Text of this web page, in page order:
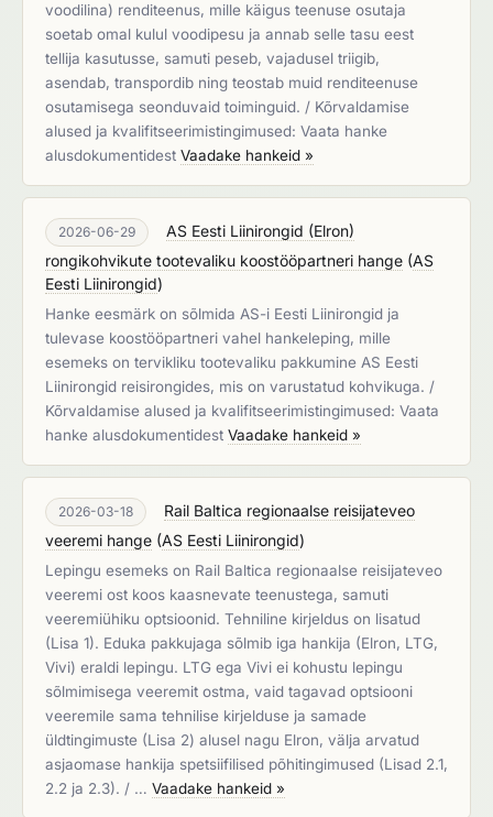
voodilina) renditeenus, mille käigus teenuse osutaja
soetab omal kulul voodipesu ja annab selle tasu eest
tellija kasutusse, samuti peseb, vajadusel triigib,
asendab, transpordib ning teostab muid renditeenuse
osutamisega seonduvaid toiminguid. / Kõrvaldamise
alused ja kvalifitseerimistingimused: Vaata hanke
alusdokumentidest Vaadake hankeid »
2026-06-29
AS Eesti Liinirongid (Elron)
rongikohvikute tootevaliku koostööpartneri hange (AS
Eesti Liinirongid)
Hanke eesmärk on sõlmida AS-i Eesti Liinirongid ja
tulevase koostööpartneri vahel hankeleping, mille
esemeks on tervikliku tootevaliku pakkumine AS Eesti
Liinirongid reisirongides, mis on varustatud kohvikuga. /
Kõrvaldamise alused ja kvalifitseerimistingimused: Vaata
hanke alusdokumentidest Vaadake hankeid »
2026-03-18
Rail Baltica regionaalse reisijateveo
veeremi hange (AS Eesti Liinirongid)
Lepingu esemeks on Rail Baltica regionaalse reisijateveo
veeremi ost koos kaasnevate teenustega, samuti
veeremiühiku optsioonid. Tehniline kirjeldus on lisatud
(Lisa 1). Eduka pakkujaga sõlmib iga hankija (Elron, LTG,
Vivi) eraldi lepingu. LTG ega Vivi ei kohustu lepingu
sõlmimisega veeremit ostma, vaid tagavad optsiooni
veeremile sama tehnilise kirjelduse ja samade
üldtingimuste (Lisa 2) alusel nagu Elron, välja arvatud
asjaomase hankija spetsiifilised põhitingimused (Lisad 2.1,
2.2 ja 2.3). / … Vaadake hankeid »